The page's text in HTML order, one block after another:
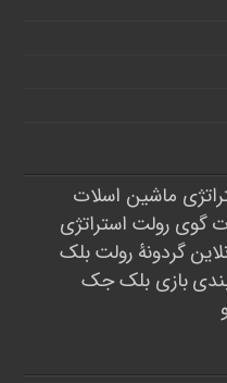
ماشین اسلات
گوی رولت استراتژی
گردونۀ رولتبلک
بازی بلک جک